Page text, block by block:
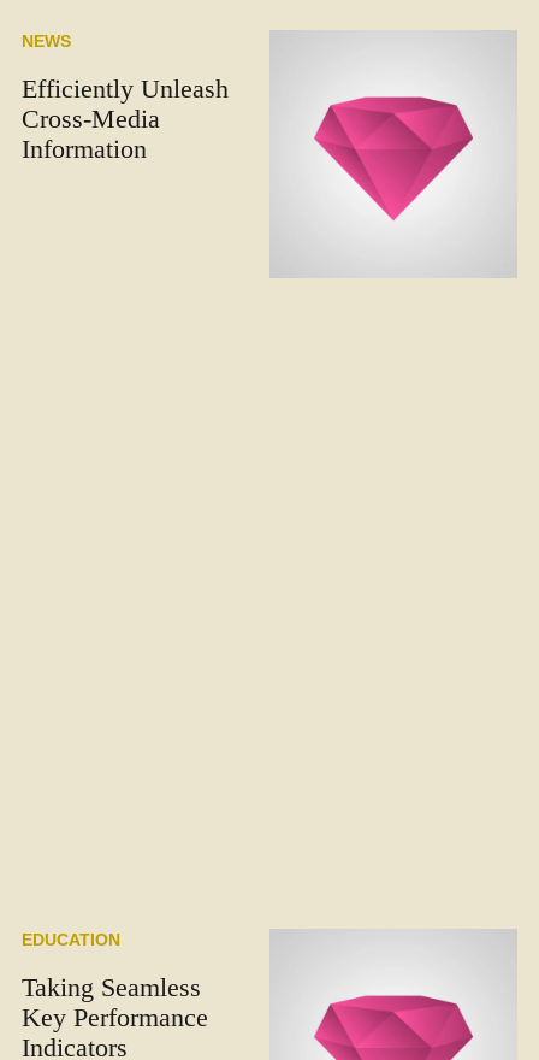
NEWS
Efficiently Unleash
Cross-Media
Information
EDUCATION
Taking Seamless
Key Performance
Indicators